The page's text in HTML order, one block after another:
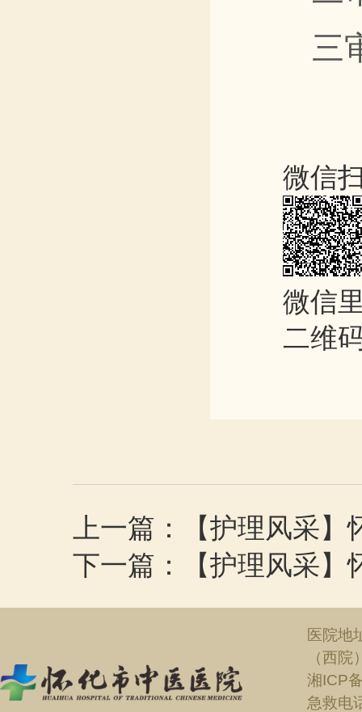
三
微信
微信
二维
上一篇：【护理风采
下一篇：【护理风采】
医院地
（西院
湘ICP
急救电